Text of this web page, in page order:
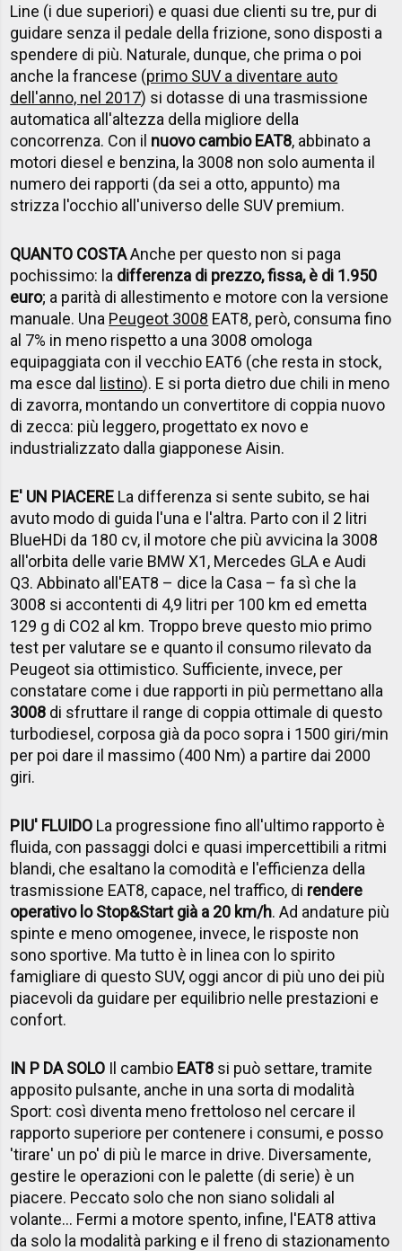
Line (i due superiori) e quasi due clienti su tre, pur di
guidare senza il pedale della frizione, sono disposti a
spendere di più. Naturale, dunque, che prima o poi
anche la francese (primo SUV a diventare auto
dell'anno, nel 2017) si dotasse di una trasmissione
automatica all'altezza della migliore della
concorrenza. Con il nuovo cambio EAT8, abbinato a
motori diesel e benzina, la 3008 non solo aumenta il
numero dei rapporti (da sei a otto, appunto) ma
strizza l'occhio all'universo delle SUV premium.
QUANTO COSTAAnche per questo non si paga
pochissimo: la differenza di prezzo, fissa, è di 1.950
euro; a parità di allestimento e motore con la versione
manuale. Una Peugeot 3008 EAT8, però, consuma fino
al 7% in meno rispetto a una 3008 omologa
equipaggiata con il vecchio EAT6 (che resta in stock,
ma esce dal listino). E si porta dietro due chili in meno
di zavorra, montando un convertitore di coppia nuovo
di zecca: più leggero, progettato ex novo e
industrializzato dalla giapponese Aisin.
E' UN PIACERE La differenza si sente subito, se hai
avuto modo di guida l'una e l'altra. Parto con il 2 litri
BlueHDi da 180 cv, il motore che più avvicina la 3008
all'orbita delle varie BMW X1, Mercedes GLA e Audi
Q3. Abbinato all'EAT8 – dice la Casa – fa sì che la
3008 si accontenti di 4,9 litri per 100 km ed emetta
129 g di CO2 al km. Troppo breve questo mio primo
test per valutare se e quanto il consumo rilevato da
Peugeot sia ottimistico. Sufficiente, invece, per
constatare come i due rapporti in più permettano alla
3008 di sfruttare il range di coppia ottimale di questo
turbodiesel, corposa già da poco sopra i 1500 giri/min
per poi dare il massimo (400 Nm) a partire dai 2000
giri.
PIU' FLUIDO La progressione fino all'ultimo rapporto è
fluida, con passaggi dolci e quasi impercettibili a ritmi
blandi, che esaltano la comodità e l'efficienza della
trasmissione EAT8, capace, nel traffico, di rendere
operativo lo Stop&Start già a 20 km/h. Ad andature più
spinte e meno omogenee, invece, le risposte non
sono sportive. Ma tutto è in linea con lo spirito
famigliare di questo SUV, oggi ancor di più uno dei più
piacevoli da guidare per equilibrio nelle prestazioni e
confort.
IN P DA SOLO Il cambio EAT8 si può settare, tramite
apposito pulsante, anche in una sorta di modalità
Sport: così diventa meno frettoloso nel cercare il
rapporto superiore per contenere i consumi, e posso
'tirare' un po' di più le marce in drive. Diversamente,
gestire le operazioni con le palette (di serie) è un
piacere. Peccato solo che non siano solidali al
volante... Fermi a motore spento, infine, l'EAT8 attiva
da solo la modalità parking e il freno di stazionamento